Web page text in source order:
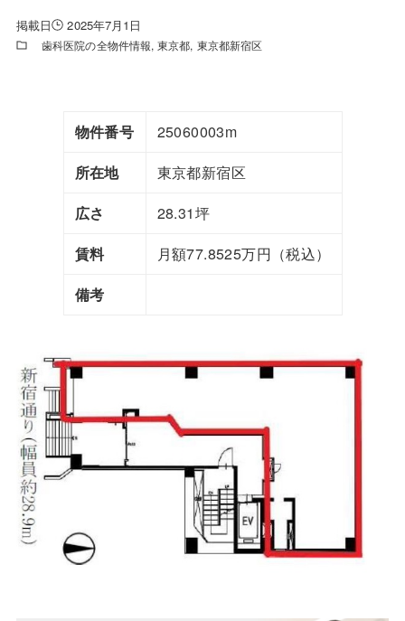
2025年7月1日
歯科医院の全物件情報 東京都 東京都新宿区
物件番号
25060003m
所在地
東京都新宿区
広さ
28.31坪
賃料
月額77.8525万円（税込）
備考